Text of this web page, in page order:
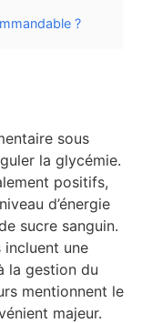
?
sous
la glycémie.
positifs,
d’énergie
sucre sanguin.
une
la gestion du
mentionnent le
majeur.